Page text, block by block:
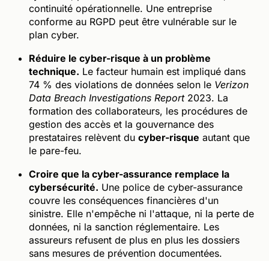
continuité opérationnelle. Une entreprise
conforme au RGPD peut être vulnérable sur le
plan cyber.
Réduire le cyber-risque à un problème
technique. Le facteur humain est impliqué dans
74 % des violations de données selon le Verizon
Data Breach Investigations Report2023. La
formation des collaborateurs, les procédures de
gestion des accès et la gouvernance des
prestataires relèvent du cyber-risque autant que
le pare-feu.
Croire que la cyber-assurance remplace la
cybersécurité. Une police de cyber-assurance
couvre les conséquences financières d'un
sinistre. Elle n'empêche ni l'attaque, ni la perte de
données, ni la sanction réglementaire. Les
assureurs refusent de plus en plus les dossiers
sans mesures de prévention documentées.